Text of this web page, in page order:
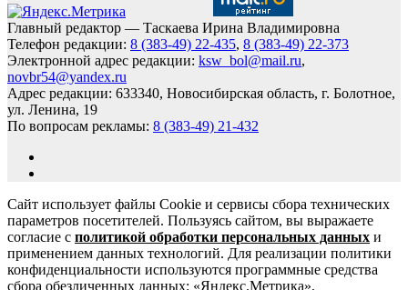
Главный редактор — Таскаева Ирина Владимировна
Телефон редакции: 8 (383-49) 22-435, 8 (383-49) 22-373
Электронной адрес редакции: ksw_bol@mail.ru,
novbr54@yandex.ru
Адрес редакции: 633340, Новосибирская область, г. Болотное,
ул. Ленина, 19
По вопросам рекламы: 8 (383-49) 21-432
Сайт использует файлы Cookie и сервисы сбора технических
параметров посетителей. Пользуясь сайтом, вы выражаете
согласие с политикой обработки персональных данных и
применением данных технологий. Для реализации политики
конфиденциальности используются программные средства
сбора обезличенных данных: «Яндекс.Метрика»,